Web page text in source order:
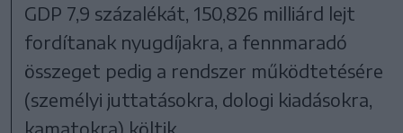
GDP 7,9 százalékát, 150,826 milliárd lejt
fordítanak nyugdíjakra, a fennmaradó
összeget pedig a rendszer működtetésére
(személyi juttatásokra, dologi kiadásokra,
kamatokra) költik.